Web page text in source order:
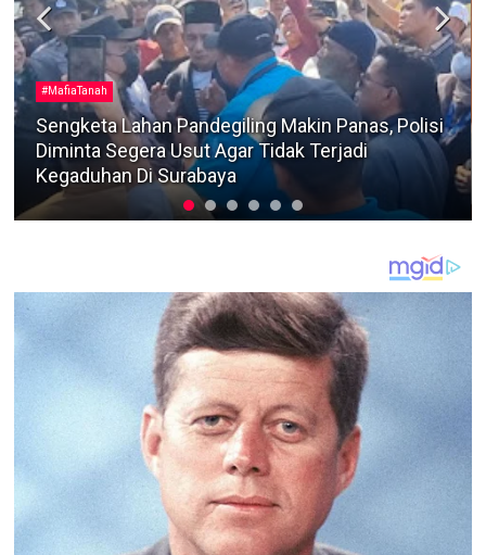
Berita Terkini
Dua Warga Kedungdung Diamankan Satreskrim
Polres Sampang Terkait Kasus Pencurian Motor